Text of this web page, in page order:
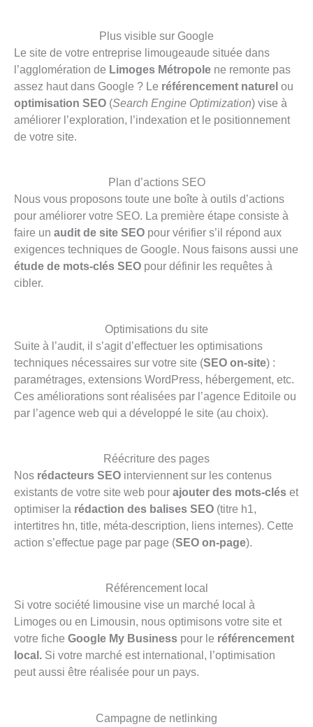
Plus visible sur Google
Le site de votre entreprise limougeaude située dans
l’agglomération de Limoges Métropole ne remonte pas
assez haut dans Google ? Le référencement naturel ou
optimisation SEO (Search Engine Optimization) vise à
améliorer l’exploration, l’indexation et le positionnement
de votre site.
Plan d’actions SEO
Nous vous proposons toute une boîte à outils d’actions
pour améliorer votre SEO. La première étape consiste à
faire un audit de site SEO pour vérifier s’il répond aux
exigences techniques de Google. Nous faisons aussi une
étude de mots-clés SEO pour définir les requêtes à
cibler.
Optimisations du site
Suite à l’audit, il s’agit d’effectuer les optimisations
techniques nécessaires sur votre site (SEO on-site) :
paramétrages, extensions WordPress, hébergement, etc.
Ces améliorations sont réalisées par l’agence Editoile ou
par l’agence web qui a développé le site (au choix).
Réécriture des pages
Nos rédacteurs SEO interviennent sur les contenus
existants de votre site web pour ajouter des mots-clés et
optimiser la rédaction des balises SEO (titre h1,
intertitres hn, title, méta-description, liens internes). Cette
action s’effectue page par page (SEO on-page).
Référencement local
Si votre société limousine vise un marché local à
Limoges ou en Limousin, nous optimisons votre site et
votre fiche Google My Business pour le référencement
local. Si votre marché est international, l’optimisation
peut aussi être réalisée pour un pays.
Campagne de netlinking